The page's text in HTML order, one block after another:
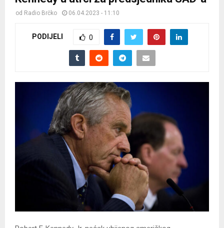
od Radio Brčko 06.04.2023 - 11:10
PODIJELI 0